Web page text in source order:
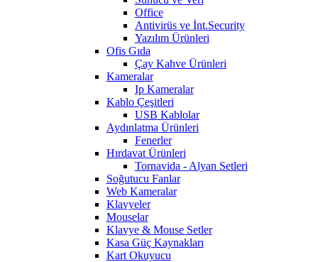
Office
Antivirüs ve İnt.Security
Yazılım Ürünleri
Ofis Gıda
Çay Kahve Ürünleri
Kameralar
Ip Kameralar
Kablo Çeşitleri
USB Kablolar
Aydınlatma Ürünleri
Fenerler
Hırdavat Ürünleri
Tornavida - Alyan Setleri
Soğutucu Fanlar
Web Kameralar
Klavyeler
Mouselar
Klavye & Mouse Setler
Kasa Güç Kaynakları
Kart Okuyucu